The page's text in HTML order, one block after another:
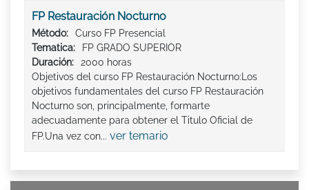
FP Restauración Nocturno
Método:
Curso FP Presencial
Tematica:
FP GRADO SUPERIOR
Duración:
2000 horas
Objetivos del curso FP Restauración Nocturno:Los
objetivos fundamentales del curso FP Restauración
Nocturno son, principalmente, formarte
adecuadamente para obtener el Titulo Oficial de
FP.Una vez con... ver temario